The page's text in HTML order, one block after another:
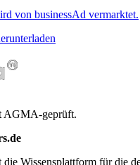
von businessAd vermarktet.
AGMA-geprüft.
die Wissensplattform für die